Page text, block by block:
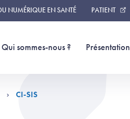
NUMÉRIQUE EN SANTÉ PATIENT
Qui sommes-nous ? Présentation
CI-SIS